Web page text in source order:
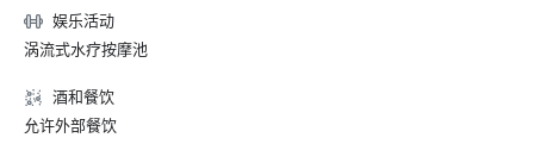
娱乐活动
涡流式水疗按摩池
酒和餐饮
允许外部餐饮